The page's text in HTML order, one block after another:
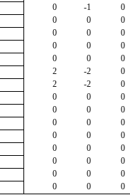
0 -1
0
0 0
0
0 0
0
0 0
0
0 0
0
2 -2
0
2 -2
0
0 0
0
0 0
0
0 0
0
0 0
0
0 0
0
0 0
0
0 0
0
0 0 0